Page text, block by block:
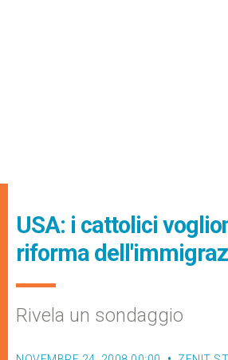
USA: i cattolici
riforma
Rivela un sondaggio